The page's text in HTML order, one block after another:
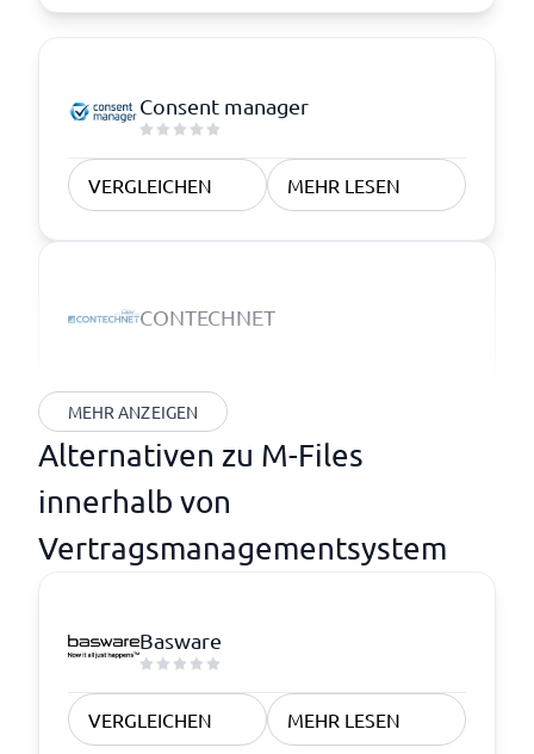
Consent manager
VERGLEICHEN MEHR LESEN
CONTECHNET
MEHR ANZEIGEN
Alternativen zu M-Files
innerhalb von
Vertragsmanagementsystem
Basware
VERGLEICHEN MEHR LESEN